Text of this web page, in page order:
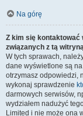
Na górę
Z kim się kontaktować
związanych z tą
W tych sprawach,
dane wyświetlone są
otrzymasz odpowiedzi,
wykonaj sprawdzenie
darmowych serwisów,
wydziałem nadużyć
Limited i nie może ona